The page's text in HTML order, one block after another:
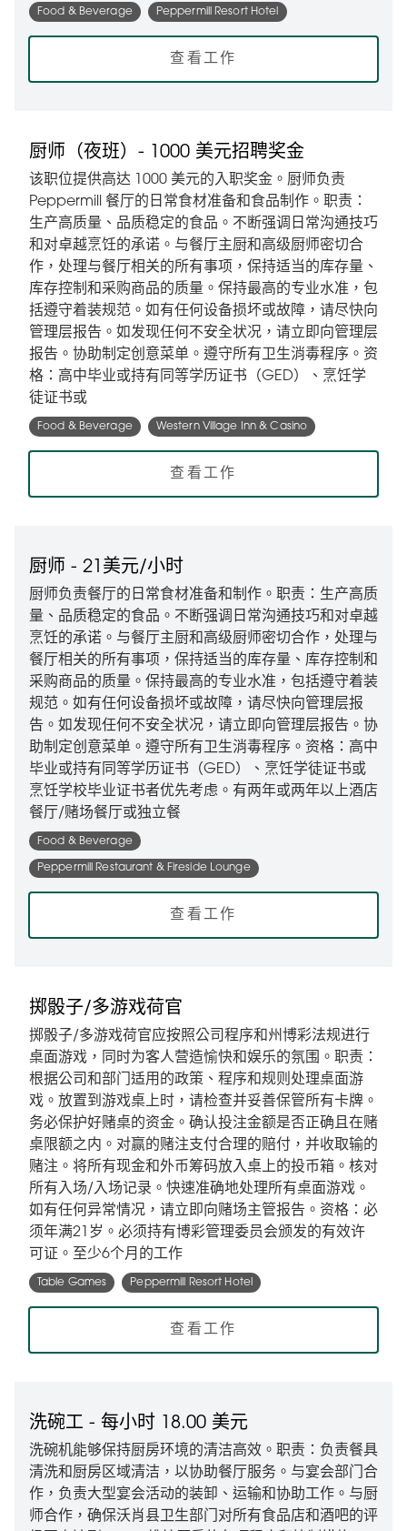
Food & Beverage Peppermill Resort Hotel
查看工作
厨师（夜班）- 1000 美元招聘奖金
该职位提供高达 1000 美元的入职奖金。厨师负责
Peppermill 餐厅的日常食材准备和食品制作。职责：
生产高质量、品质稳定的食品。不断强调日常沟通技巧
和对卓越烹饪的承诺。与餐厅主厨和高级厨师密切合
作，处理与餐厅相关的所有事项，保持适当的库存量、
库存控制和采购商品的质量。保持最高的专业水准，包
括遵守着装规范。如有任何设备损坏或故障，请尽快向
管理层报告。如发现任何不安全状况，请立即向管理层
报告。协助制定创意菜单。遵守所有卫生消毒程序。资
格：高中毕业或持有同等学历证书（GED）、烹饪学
徒证书或
Food & Beverage Western Village Inn & Casino
查看工作
厨师 - 21美元/小时
厨师负责餐厅的日常食材准备和制作。职责：生产高质
量、品质稳定的食品。不断强调日常沟通技巧和对卓越
烹饪的承诺。与餐厅主厨和高级厨师密切合作，处理与
餐厅相关的所有事项，保持适当的库存量、库存控制和
采购商品的质量。保持最高的专业水准，包括遵守着装
规范。如有任何设备损坏或故障，请尽快向管理层报
告。如发现任何不安全状况，请立即向管理层报告。协
助制定创意菜单。遵守所有卫生消毒程序。资格：高中
毕业或持有同等学历证书（GED）、烹饪学徒证书或
烹饪学校毕业证书者优先考虑。有两年或两年以上酒店
餐厅/赌场餐厅或独立餐
Food & Beverage
Peppermill Restaurant & Fireside Lounge
查看工作
掷骰子/多游戏荷官
掷骰子/多游戏荷官应按照公司程序和州博彩法规进行
桌面游戏，同时为客人营造愉快和娱乐的氛围。职责：
根据公司和部门适用的政策、程序和规则处理桌面游
戏。放置到游戏桌上时，请检查并妥善保管所有卡牌。
务必保护好赌桌的资金。确认投注金额是否正确且在赌
桌限额之内。对赢的赌注支付合理的赔付，并收取输的
赌注。将所有现金和外币筹码放入桌上的投币箱。核对
所有入场/入场记录。快速准确地处理所有桌面游戏。
如有任何异常情况，请立即向赌场主管报告。资格：必
须年满21岁。必须持有博彩管理委员会颁发的有效许
可证。至少6个月的工作
Table Games Peppermill Resort Hotel
查看工作
洗碗工 - 每小时 18.00 美元
洗碗机能够保持厨房环境的清洁高效。职责：负责餐具
清洗和厨房区域清洁，以协助餐厅服务。与宴会部门合
作，负责大型宴会活动的装卸、运输和协助工作。与厨
师合作，确保沃肖县卫生部门对所有食品店和酒吧的评